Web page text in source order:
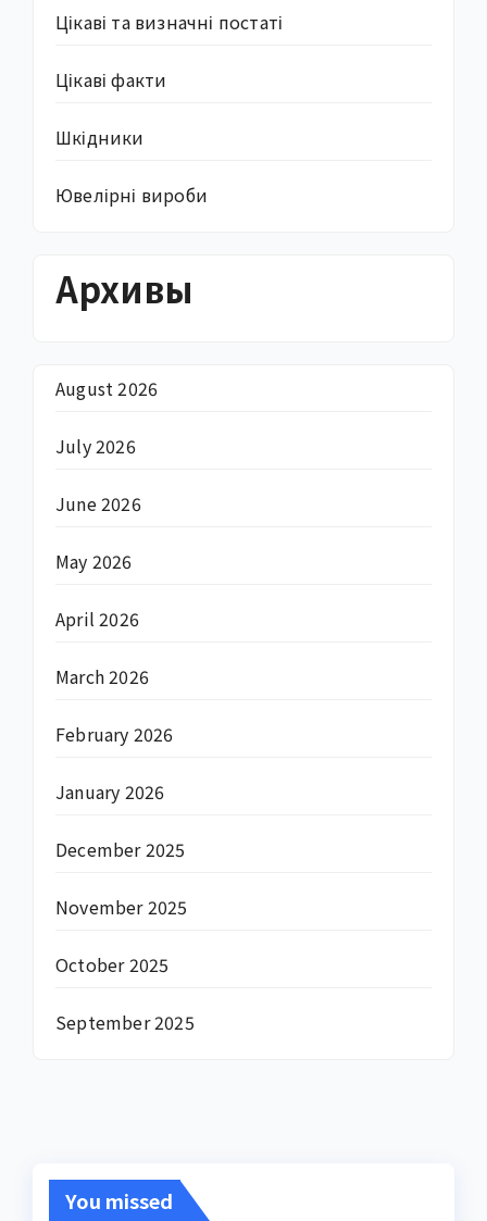
Цікаві та визначні постаті
Цікаві факти
Шкідники
Ювелірні вироби
Архивы
August 2026
July 2026
June 2026
May 2026
April 2026
March 2026
February 2026
January 2026
December 2025
November 2025
October 2025
September 2025
You missed